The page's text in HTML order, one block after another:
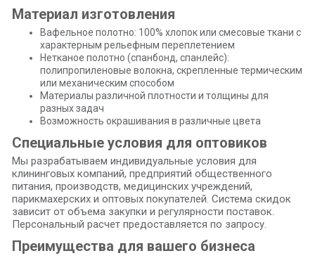
Материал изготовления
Вафельное полотно: 100% хлопок или смесовые ткани с
характерным рельефным переплетением
Нетканое полотно (спанбонд, спанлейс):
полипропиленовые волокна, скрепленные термическим
или механическим способом
Материалы различной плотности и толщины для
разных задач
Возможность окрашивания в различные цвета
Специальные условия для оптовиков
Мы разрабатываем индивидуальные условия для
клининговых компаний, предприятий общественного
питания, производств, медицинских учреждений,
парикмахерских и оптовых покупателей. Система скидок
зависит от объема закупки и регулярности поставок.
Персональный расчет предоставляется по запросу.
Преимущества для вашего бизнеса